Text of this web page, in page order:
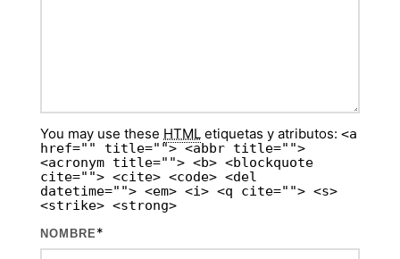
You may use these HTML etiquetas y atributos: <a
href="" title=""> <abbr title="">
<acronym title=""> <b> <blockquote
cite=""> <cite> <code> <del
datetime=""> <em> <i> <q cite=""> <s>
<strike> <strong>
NOMBRE*